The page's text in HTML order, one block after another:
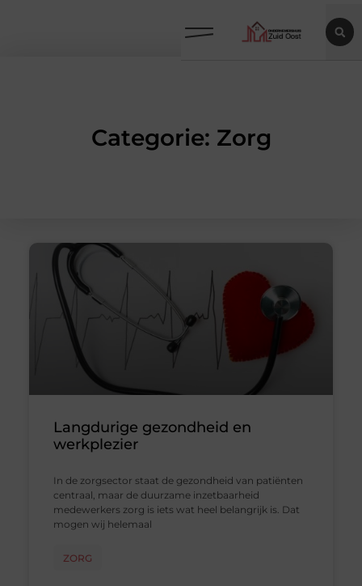
Categorie: Zorg
Langdurige gezondheid en
werkplezier
In de zorgsector staat de gezondheid van patiënten
centraal, maar de duurzame inzetbaarheid
medewerkers zorg is iets wat heel belangrijk is. Dat
mogen wij helemaal
ZORG